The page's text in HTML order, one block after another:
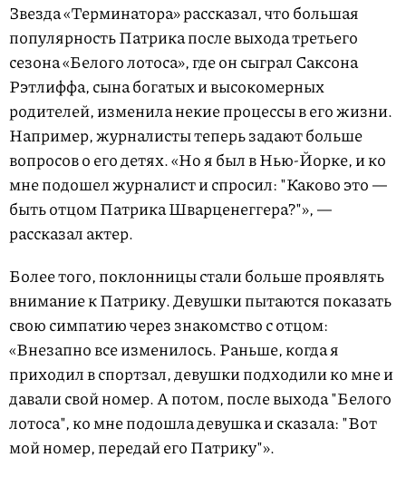
Звезда «Терминатора» рассказал, что большая
популярность Патрика после выхода третьего
сезона «Белого лотоса», где он сыграл Саксона
Рэтлиффа, сына богатых и высокомерных
родителей, изменила некие процессы в его жизни.
Например, журналисты теперь задают больше
вопросов о его детях. «Ho я был в Нью-Йорке, и ко
мне подошел журналист и спросил: "Каково это —
быть отцом Патрика Шварценеггера?"», —
рассказал актер.
Более того, поклонницы стали больше проявлять
внимание к Патрику. Девушки пытаются показать
свою симпатию через знакомство с отцом:
«Внезапно все изменилось. Раньше, когда я
приходил в спортзал, девушки подходили ко мне и
давали свой номер. А потом, после выхода "Белого
лотоса", ко мне подошла девушка и сказала: "Вот
мой номер, передай его Патрику"».